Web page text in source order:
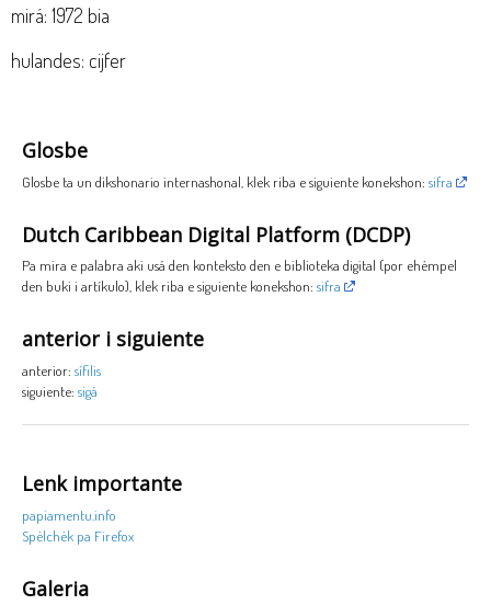
mirá: 1972 bia
hulandes: cijfer
Glosbe
Glosbe ta un dikshonario internashonal, klek riba e siguiente konekshon: sifra
Dutch Caribbean Digital Platform (DCDP)
Pa mira e palabra aki usá den konteksto den e biblioteka digital (por ehèmpel
den buki i artíkulo), klek riba e siguiente konekshon: sifra
anterior i siguiente
anterior: sífilis
siguiente: sigá
Lenk importante
papiamentu.info
Spèlchèk pa Firefox
Galeria